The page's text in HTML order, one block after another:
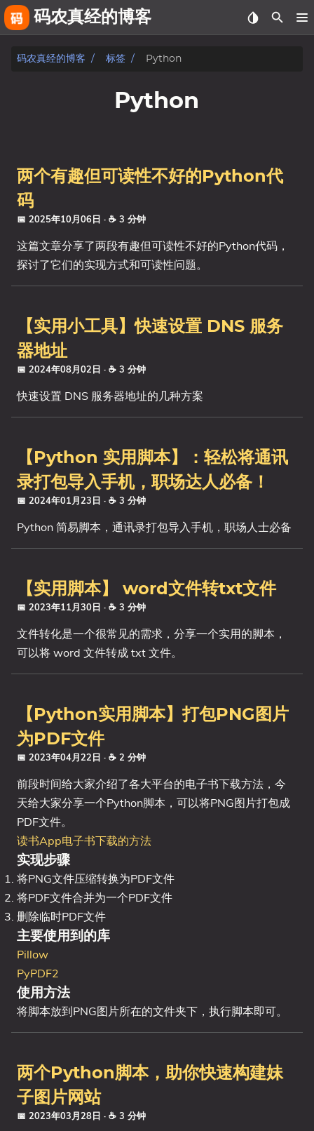
码农真经的博客
关于
文章
标签
分类
系列
码农真经的博客 标签 Python
Python
两个有趣但可读性不好的Python代
码
📅 2025年10月06日 · ☕ 3 分钟
这篇文章分享了两段有趣但可读性不好的Python代码，
探讨了它们的实现方式和可读性问题。
【实用小工具】快速设置 DNS 服务
器地址
📅 2024年08月02日 · ☕ 3 分钟
快速设置 DNS 服务器地址的几种方案
【Python 实用脚本】：轻松将通讯
录打包导入手机，职场达人必备！
📅 2024年01月23日 · ☕ 3 分钟
Python 简易脚本，通讯录打包导入手机，职场人士必备
【实用脚本】 word文件转txt文件
📅 2023年11月30日 · ☕ 3 分钟
文件转化是一个很常见的需求，分享一个实用的脚本，
可以将 word 文件转成 txt 文件。
【Python实用脚本】打包PNG图片
为PDF文件
📅 2023年04月22日 · ☕ 2 分钟
前段时间给大家介绍了各大平台的电子书下载方法，今
天给大家分享一个Python脚本，可以将PNG图片打包成
PDF文件。
读书App电子书下载的方法
实现步骤
将PNG文件压缩转换为PDF文件
将PDF文件合并为一个PDF文件
删除临时PDF文件
主要使用到的库
Pillow
PyPDF2
使用方法
将脚本放到PNG图片所在的文件夹下，执行脚本即可。
两个Python脚本，助你快速构建妹
子图片网站
📅 2023年03月28日 · ☕ 3 分钟